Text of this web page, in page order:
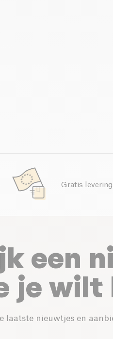
Gratis
een
je wilt
laatste nieuwtjes en